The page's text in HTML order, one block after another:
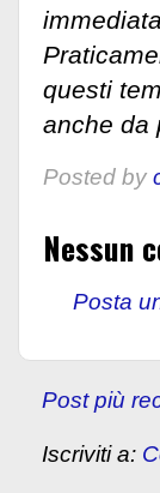
questi
anche da
Posted by
Nessun
Posta
Post più
Iscriviti a: